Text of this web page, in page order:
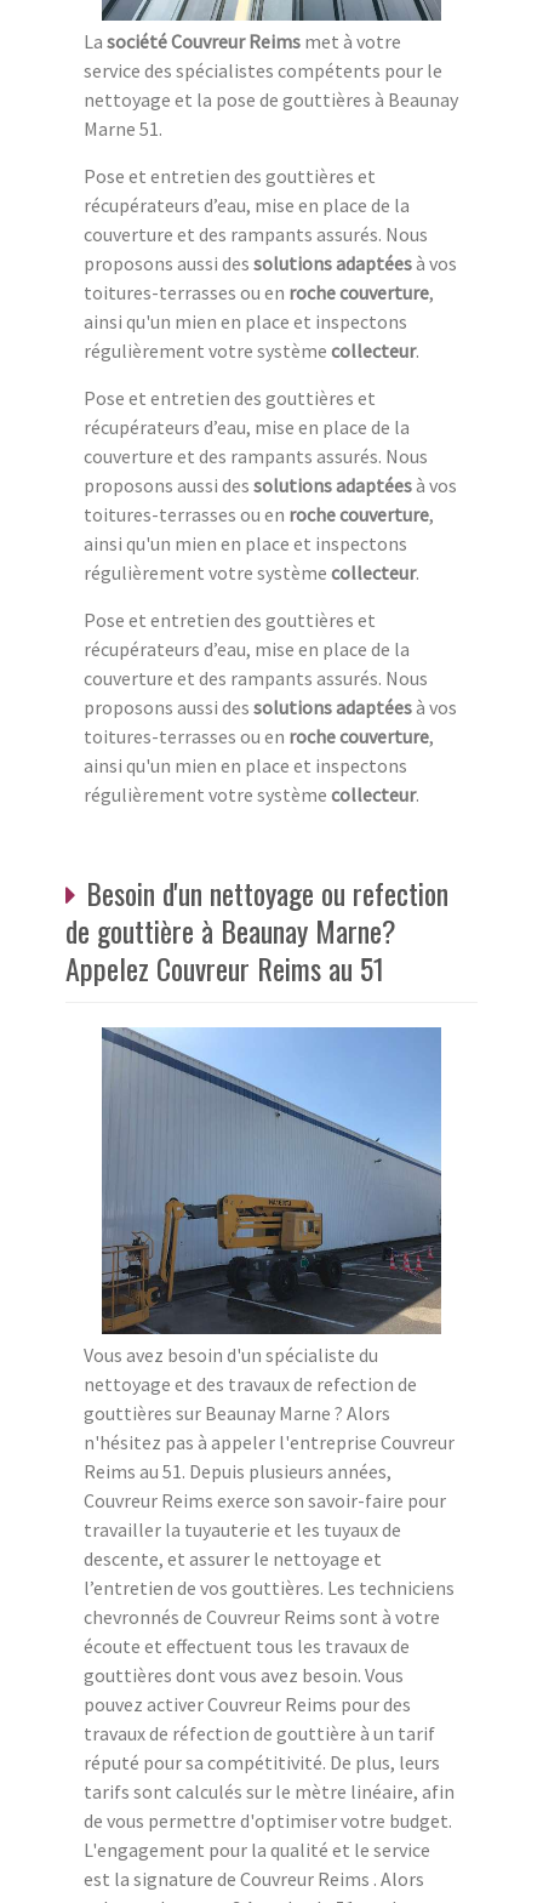
La société Couvreur Reims met à votre
service des spécialistes compétents pour le
nettoyage et la pose de gouttières à Beaunay
Marne 51.
Pose et entretien des gouttières et
récupérateurs d’eau, mise en place de la
couverture et des rampants assurés. Nous
proposons aussi des solutions adaptéesà vos
toitures-terrasses ou en roche couverture,
ainsi qu'un mien en place et inspectons
régulièrement votre système collecteur.
Pose et entretien des gouttières et
récupérateurs d’eau, mise en place de la
couverture et des rampants assurés. Nous
proposons aussi des solutions adaptéesà vos
toitures-terrasses ou en roche couverture,
ainsi qu'un mien en place et inspectons
régulièrement votre système collecteur.
Pose et entretien des gouttières et
récupérateurs d’eau, mise en place de la
couverture et des rampants assurés. Nous
proposons aussi des solutions adaptéesà vos
toitures-terrasses ou en roche couverture,
ainsi qu'un mien en place et inspectons
régulièrement votre système collecteur.
Besoin d'un nettoyage ou refection
de gouttière à Beaunay Marne?
Appelez Couvreur Reims au 51
Vous avez besoin d'un spécialiste du
nettoyage et des travaux de refection de
gouttières sur Beaunay Marne ? Alors
n'hésitez pas à appeler l'entreprise Couvreur
Reims au 51. Depuis plusieurs années,
Couvreur Reims exerce son savoir-faire pour
travailler la tuyauterie et les tuyaux de
descente, et assurer le nettoyage et
l’entretien de vos gouttières. Les techniciens
chevronnés de Couvreur Reims sont à votre
écoute et effectuent tous les travaux de
gouttières dont vous avez besoin. Vous
pouvez activer Couvreur Reims pour des
travaux de réfection de gouttière à un tarif
réputé pour sa compétitivité. De plus, leurs
tarifs sont calculés sur le mètre linéaire, afin
de vous permettre d'optimiser votre budget.
L'engagement pour la qualité et le service
est la signature de Couvreur Reims . Alors